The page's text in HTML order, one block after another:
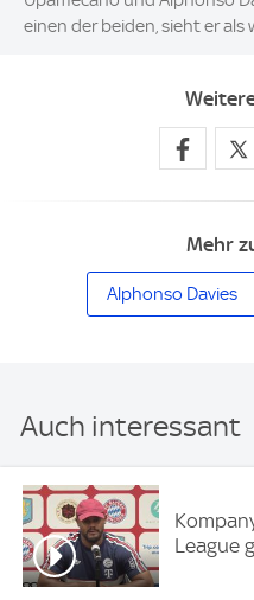
einen der beiden, sieht er
Mehr
Alphonso Davies
Auch interessant
League